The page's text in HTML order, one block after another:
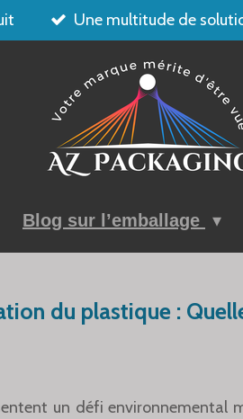
Une multitude de
Blog sur l’emballage
du plastique :
un défi environnemental